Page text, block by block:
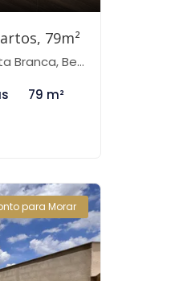
79m²
Horizonte-MG
79 m²
para Morar